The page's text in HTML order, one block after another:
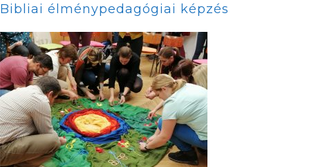
Bibliai élménypedagógiai képzés